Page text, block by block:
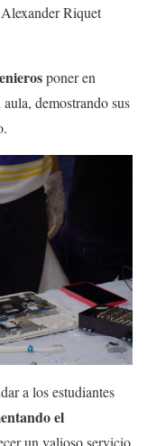
Riquet
poner en
demostrando sus
a los estudiantes
el